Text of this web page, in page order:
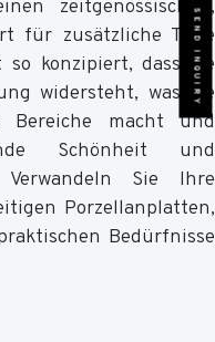
zeitgenössischen,
für zusätzliche Tiefe
konzipiert, dass sie
widersteht, was sie
macht und
Schönheit und
Sie Ihre
Porzellanplatten,
Bedürfnisse
SEND INQUIRY